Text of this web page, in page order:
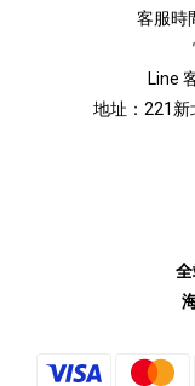
客服時
Line
地址：221新